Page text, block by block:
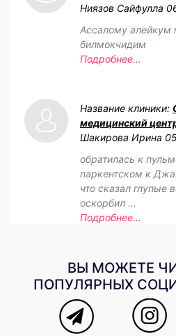
Ниязов Сайфулла
Ассалому алейкум
билмокчидим
Подробнее...
Название клиники:
медицинский
Шакирова Ирина
обратилась к
паркентском к
что сказал глупые
оскорбил ...
Подробнее...
ВЫ МОЖЕТЕ
ПОПУЛЯРНЫХ